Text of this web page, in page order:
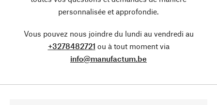
personnalisée et approfondie.
Vous pouvez nous joindre du lundi au vendredi au
+3278482721 ou à tout moment via
info@manufactum.be